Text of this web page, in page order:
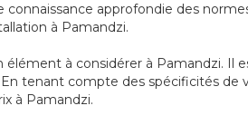
approfondie des
à Pamandzi.
élément à considérer à Pamandzi.
tenant compte des spécificités
à Pamandzi.